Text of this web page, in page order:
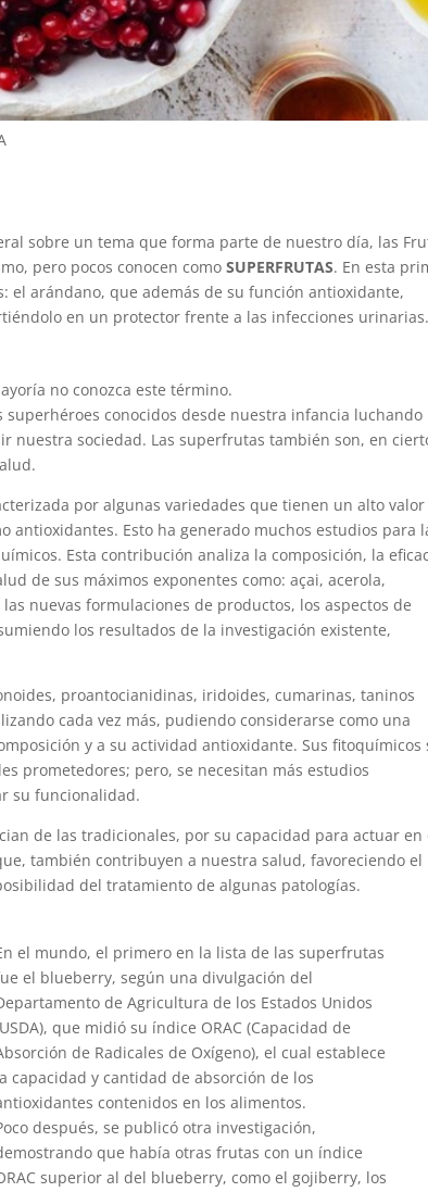
sobre un tema que forma parte de nuestro día, las
pero pocos conocen comoSUPERFRUTAS. En esta
el arándano, que además de su función antioxidante,
en un protector frente a las infecciones
no conozca este término.
conocidos desde nuestra infancia luchando
nuestra sociedad. Las superfrutas también son, en
por algunas variedades que tienen un alto valor
Esto ha generado muchos estudios para
Esta contribución analiza la composición, la
de sus máximos exponentes como: açai, acerola,
nuevas formulaciones de productos, los aspectos de
los resultados de la investigación existente,
proantocianidinas, iridoides, cumarinas, taninos
cada vez más, pudiendo considerarse como una
y a su actividad antioxidante. Sus fitoquímicos
prometedores; pero, se necesitan más estudios
su funcionalidad.
de las tradicionales, por su capacidad para actuar en
también contribuyen a nuestra salud, favoreciendo el
del tratamiento de algunas patologías.
el mundo, el primero en la lista de las superfrutas
el blueberry, según una divulgación del
de Agricultura de los Estados Unidos
que midió su índice ORAC (Capacidad de
de Radicales de Oxígeno), el cual establece
capacidad y cantidad de absorción de los
contenidos en los alimentos.
después, se publicó otra investigación,
que había otras frutas con un índice
superior al del blueberry, como el gojiberry, los